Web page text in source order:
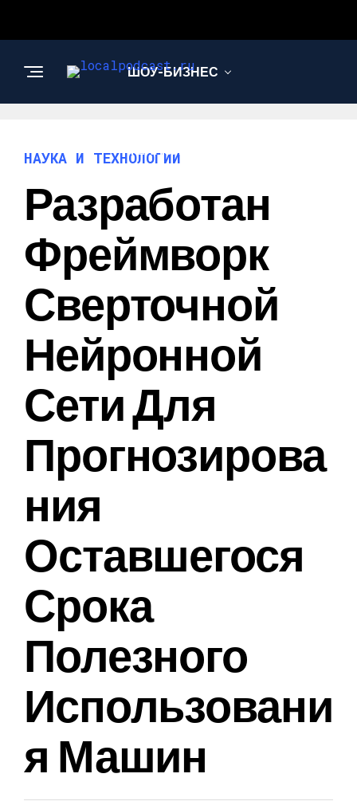
ШОУ-БИЗНЕС
ТЕХНОЛОГИИ
НАУКА И ТЕХНОЛОГИИ
Разработан
Фреймворк
Сверточной
Нейронной
Сети Для
Прогнозирова
Ния
Оставшегося
Срока
Полезного
Использовани
Я Машин